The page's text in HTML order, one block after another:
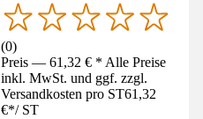
(0)
Preis — 61,32 € * Alle Preise
inkl. MwSt. und ggf. zzgl.
Versandkosten pro ST61,32
€*/ ST